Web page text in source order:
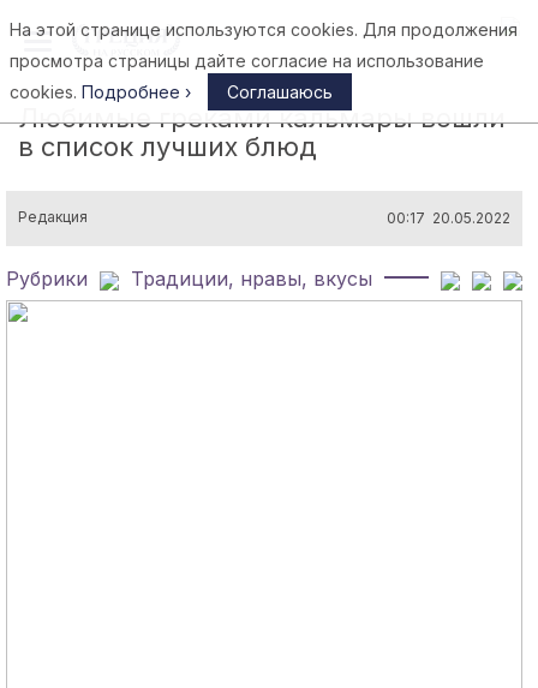
Афины
Любимые греками кальмары вошли
в список лучших блюд
Редакция 00:17 20.05.2022
Рубрики Традиции, нравы, вкусы
На этой странице используются cookies. Для продолжения
просмотра страницы дайте согласие на использование
cookies. Подробнее › Соглашаюсь